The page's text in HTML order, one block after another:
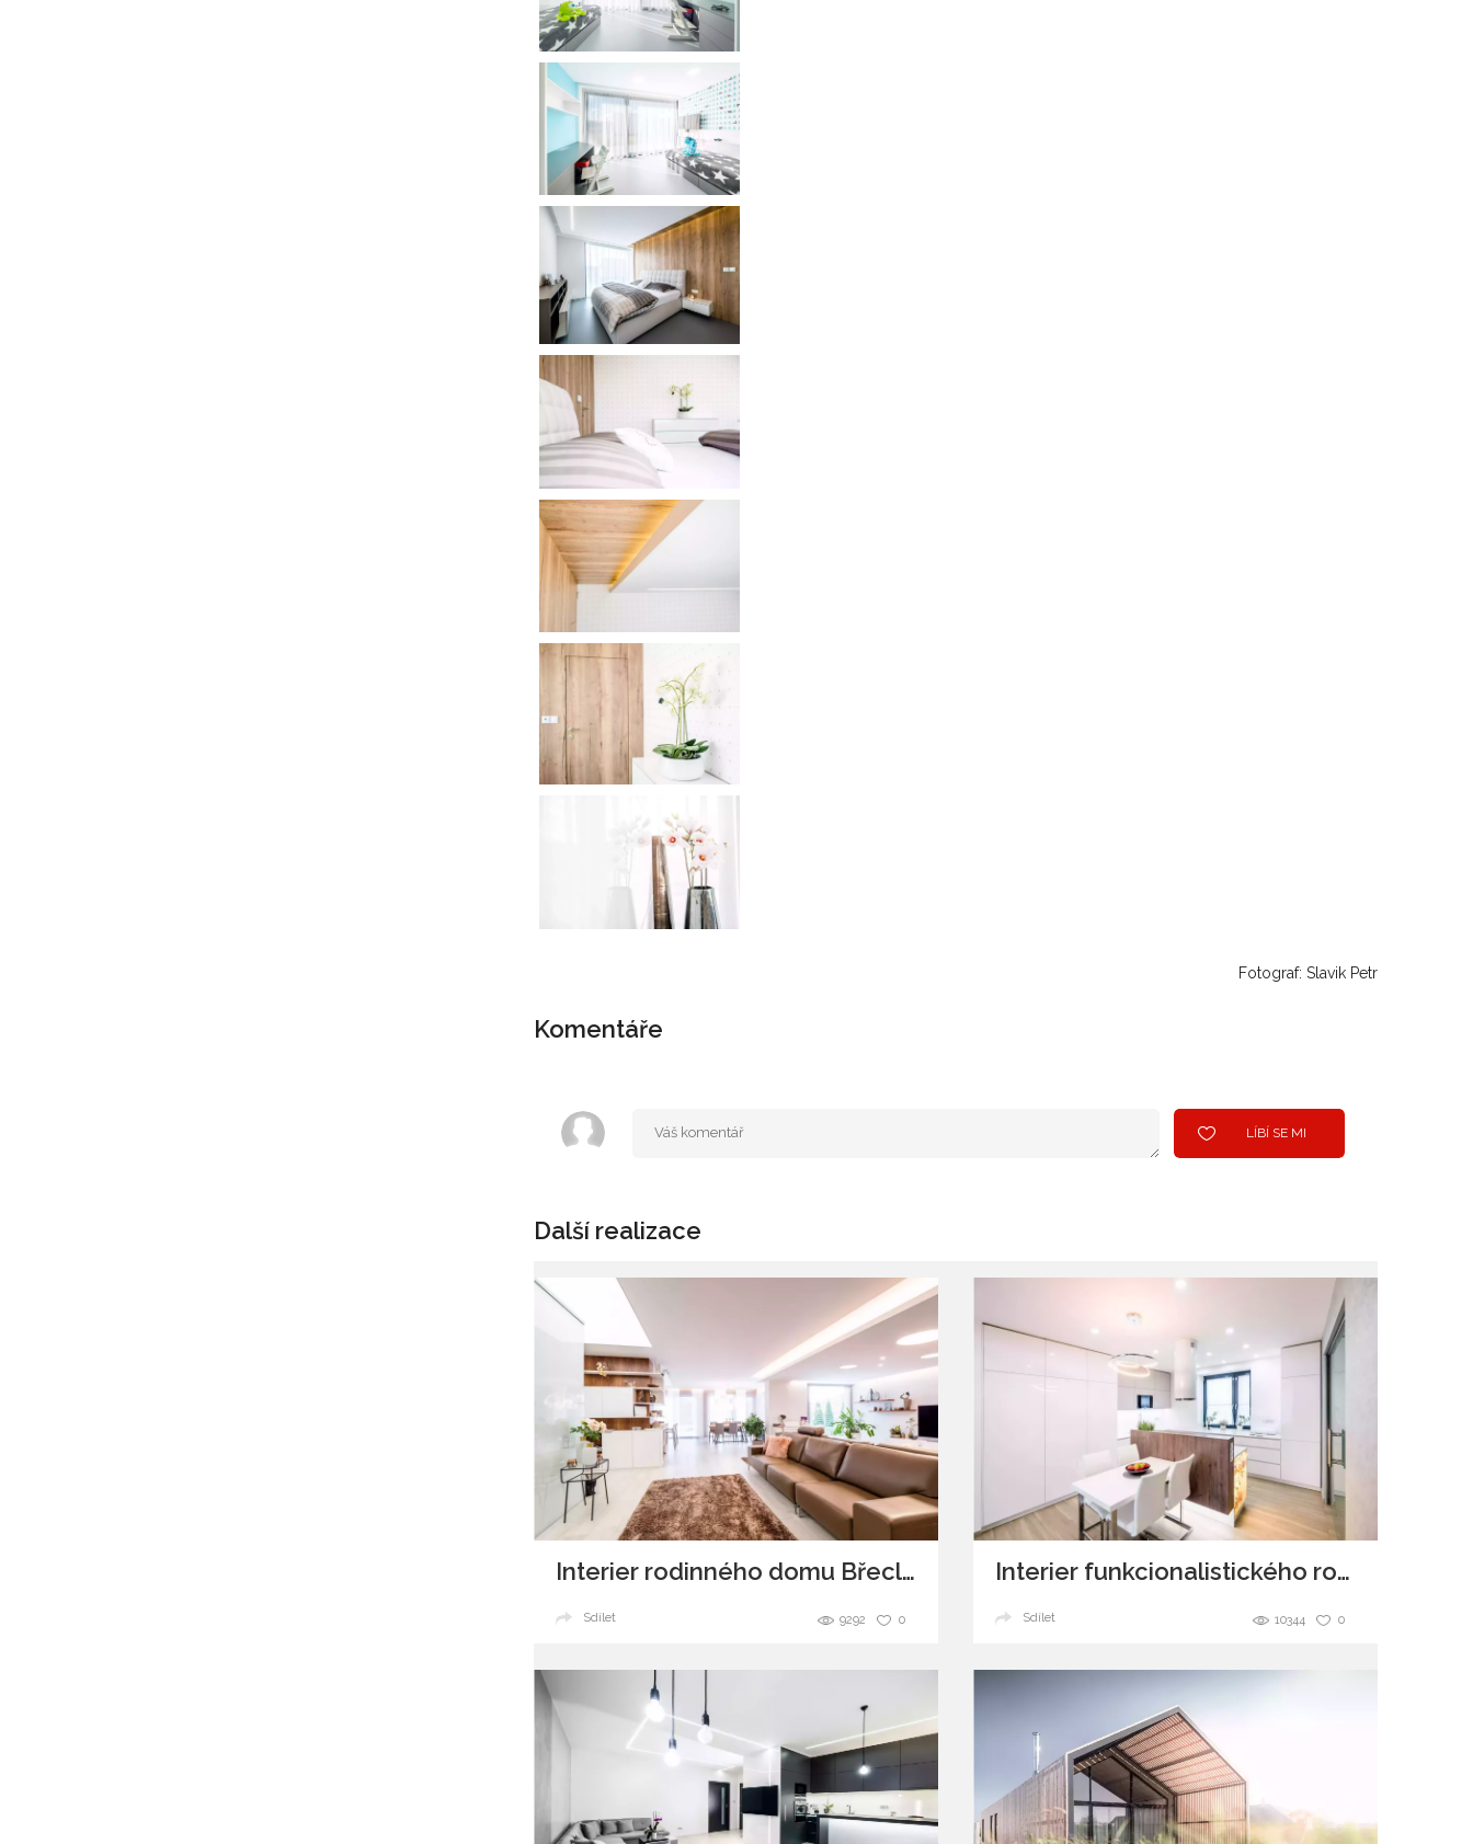
Fotograf: Slavik Petr
Komentáře
LÍBÍ SE MI
Další realizace
Interier rodinného domu Břeclav
0
9292
Sdílet
Interier funkcionalistického rodinného domu Brno
0
10344
Sdílet